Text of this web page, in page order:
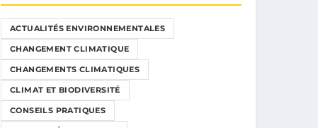
ACTUALITÉS ENVIRONNEMENTALES
CHANGEMENT CLIMATIQUE
CHANGEMENTS CLIMATIQUES
CLIMAT ET BIODIVERSITÉ
CONSEILS PRATIQUES